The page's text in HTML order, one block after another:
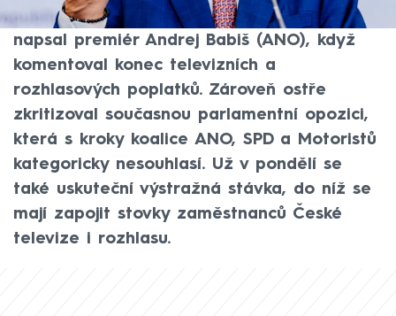
rostou na stromech. Na svém Facebooku to
napsal premiér Andrej Babiš (ANO), když
komentoval konec televizních a
rozhlasových poplatků. Zároveň ostře
zkritizoval současnou parlamentní opozici,
která s kroky koalice ANO, SPD a Motoristů
kategoricky nesouhlasí. Už v pondělí se
také uskuteční výstražná stávka, do níž se
mají zapojit stovky zaměstnanců České
televize i rozhlasu.